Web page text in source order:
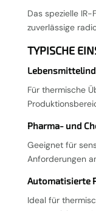
Das spezielle
zuverlässige
TYPISCHE
Für thermische
Pharma- und
Geeignet für
Anforderungen
Automatisierte
Ideal für